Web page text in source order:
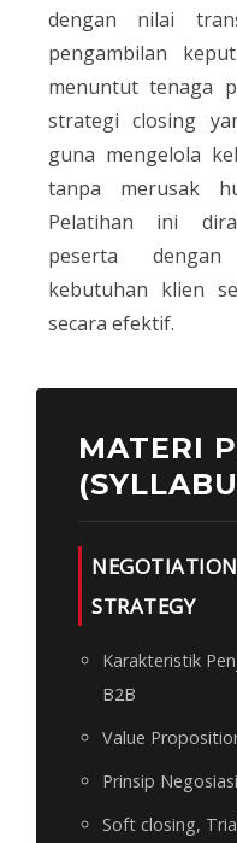
dengan nilai
pengambilan
menuntut tenaga
strategi closing
guna mengelola
tanpa merusak
Pelatihan ini
peserta dengan
kebutuhan klien
secara efektif.
MATERI
STRATEGY
Karakteristik
B2B
Value
Prinsip
Soft closing,